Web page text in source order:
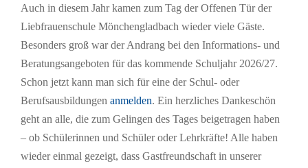
Auch in diesem Jahr kamen zum Tag der Offenen Tür der
Liebfrauenschule Mönchengladbach wieder viele Gäste.
Besonders groß war der Andrang bei den Informations- und
Beratungsangeboten für das kommende Schuljahr 2026/27.
Schon jetzt kann man sich für eine der Schul- oder
Berufsausbildungen anmelden. Ein herzliches Dankeschön
geht an alle, die zum Gelingen des Tages beigetragen haben
– ob Schülerinnen und Schüler oder Lehrkräfte! Alle haben
wieder einmal gezeigt, dass Gastfreundschaft in unserer